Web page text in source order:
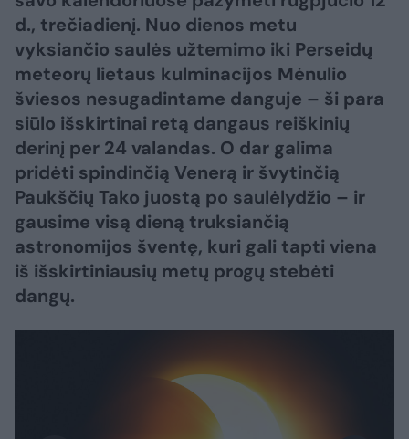
d., trečiadienį. Nuo dienos metu
vyksiančio saulės užtemimo iki Perseidų
meteorų lietaus kulminacijos Mėnulio
šviesos nesugadintame danguje – ši para
siūlo išskirtinai retą dangaus reiškinių
derinį per 24 valandas. O dar galima
pridėti spindinčią Venerą ir švytinčią
Paukščių Tako juostą po saulėlydžio – ir
gausime visą dieną truksiančią
astronomijos šventę, kuri gali tapti viena
iš išskirtiniausių metų progų stebėti
dangų.